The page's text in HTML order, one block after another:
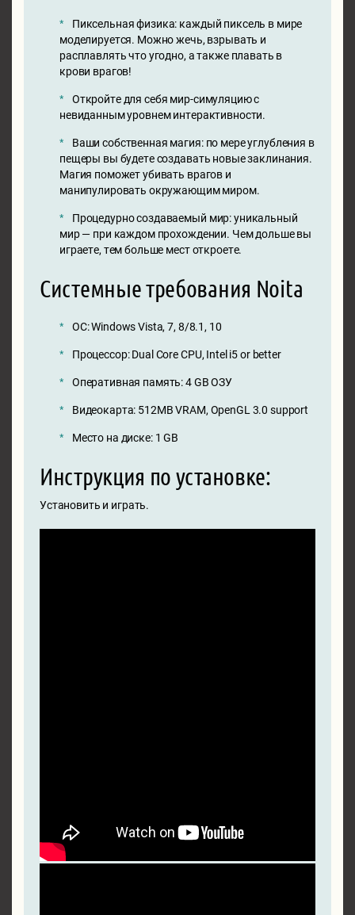
Пиксельная физика: каждый пиксель в мире
моделируется. Можно жечь, взрывать и
расплавлять что угодно, а также плавать в
крови врагов!
Откройте для себя мир-симуляцию с
невиданным уровнем интерактивности.
Ваши собственная магия: по мере углубления в
пещеры вы будете создавать новые заклинания.
Магия поможет убивать врагов и
манипулировать окружающим миром.
Процедурно создаваемый мир: уникальный
мир — при каждом прохождении. Чем дольше вы
играете, тем больше мест откроете.
Системные требования Noita
ОС: Windows Vista, 7, 8/8.1, 10
Процессор: Dual Core CPU, Intel i5 or better
Оперативная память: 4 GB ОЗУ
Видеокарта: 512MB VRAM, OpenGL 3.0 support
Место на диске: 1 GB
Инструкция по установке:
Установить и играть.